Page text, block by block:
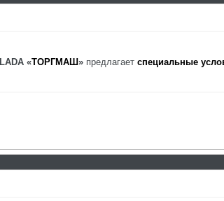
LADA «ТОРГМАШ» предлагает специальные